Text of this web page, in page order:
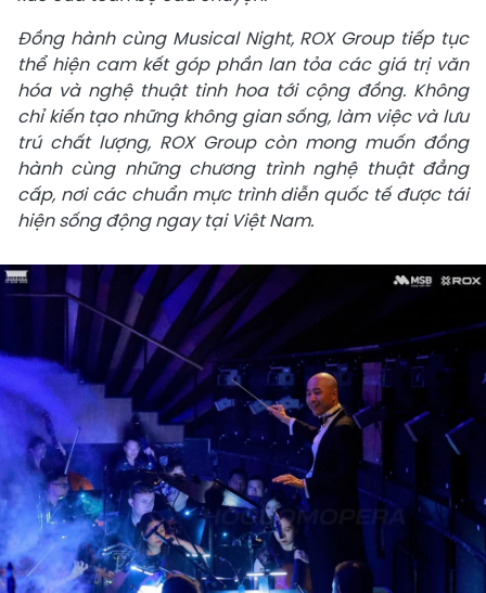
Đồng hành cùng Musical Night, ROX Group tiếp tục
thể hiện cam kết góp phần lan tỏa các giá trị văn
hóa và nghệ thuật tinh hoa tới cộng đồng. Không
chỉ kiến tạo những không gian sống, làm việc và lưu
trú chất lượng, ROX Group còn mong muốn đồng
hành cùng những chương trình nghệ thuật đẳng
cấp, nơi các chuẩn mực trình diễn quốc tế được tái
hiện sống động ngay tại Việt Nam.